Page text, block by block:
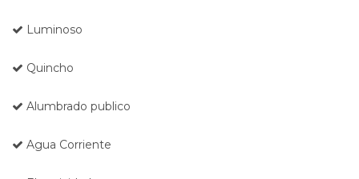
Luminoso
Quincho
Alumbrado publico
Agua Corriente